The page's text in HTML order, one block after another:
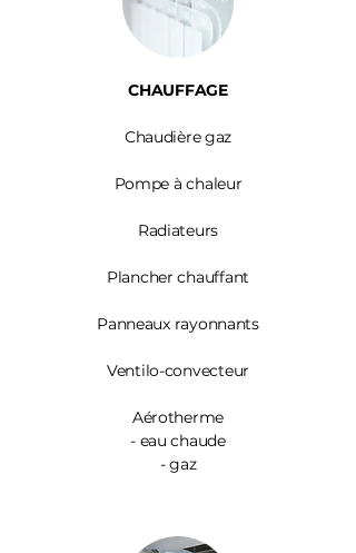
CHAUFFAGE
Chaudière gaz
Pompe à chaleur
Radiateurs
Plancher chauffant
Panneaux rayonnants
Ventilo-convecteur
Aérotherme
- eau chaude
- gaz